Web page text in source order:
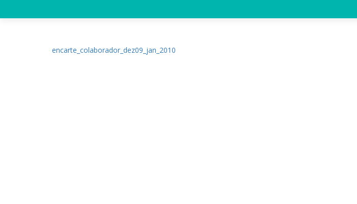
encarte_colaborador_dez09_jan_2010